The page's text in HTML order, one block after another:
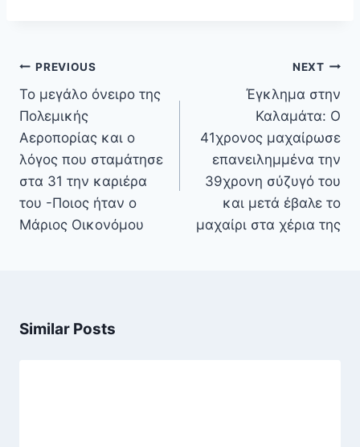
Πλοήγηση
άρθρων
PREVIOUS
Το μεγάλο όνειρο της
Πολεμικής
Αεροπορίας και ο
λόγος που σταμάτησε
στα 31 την καριέρα
του -Ποιος ήταν ο
Μάριος Οικονόμου
NEXT
Έγκλημα στην
Καλαμάτα: Ο
41χρονος μαχαίρωσε
επανειλημμένα την
39χρονη σύζυγό του
και μετά έβαλε το
μαχαίρι στα χέρια της
Similar Posts